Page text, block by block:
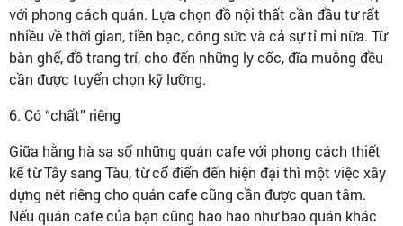
với phong cách quán. Lựa chọn đồ nội thất cần đầu tư rất
nhiều về thời gian, tiền bạc, công sức và cả sự tỉ mỉ nữa. Từ
bàn ghế, đồ trang trí, cho đến những ly cốc, đĩa muỗng đều
cần được tuyển chọn kỹ lưỡng.
6. Có “chất” riêng
Giữa hằng hà sa số những quán cafe với phong cách thiết
kế từ Tây sang Tàu, từ cổ điển đến hiện đại thì một việc xây
dựng nét riêng cho quán cafe cũng cần được quan tâm.
Nếu quán cafe của bạn cũng hao hao như bao quán khác